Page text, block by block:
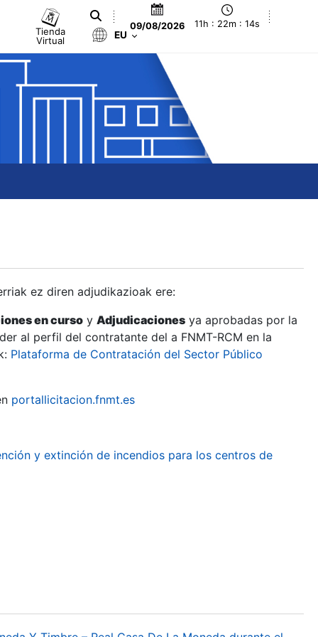
Tienda
Virtual
09/08/2026 11h : 22m : 14s
EU
ez diren adjudikazioak ere:
en curso y Adjudicaciones ya aprobadas por la
al perfil del contratante del a FNMT-RCM en la
Plataforma de Contratación del Sector Público
portallicitacion.fnmt.es
y extinción de incendios para los centros de